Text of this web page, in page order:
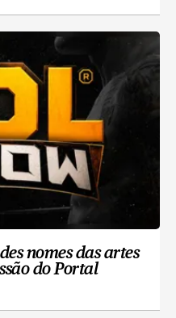
nomes das artes
do Portal